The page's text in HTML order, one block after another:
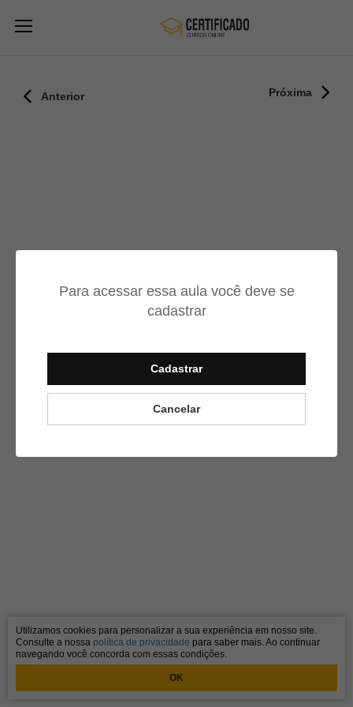
Para acessar essa aula você deve se
cadastrar
Cadastrar
Cancelar
Anterior Próxima
Utilizamos cookies para personalizar a sua experiência em nosso site.
Consulte a nossa política de privacidade para saber mais. Ao continuar
navegando você concorda com essas condições.
OK